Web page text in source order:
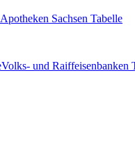
Apotheken Sachsen Tabelle
Volks- und Raiffeisenbanken